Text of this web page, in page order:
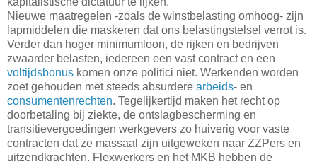
Nieuwe maatregelen -zoals de winstbelasting omhoog- zijn
lapmiddelen die maskeren dat ons belastingstelsel verrot is.
Verder dan hoger minimumloon, de rijken en bedrijven
zwaarder belasten, iedereen een vast contract en een
voltijdsbonus komen onze politici niet. Werkenden worden
zoet gehouden met steeds absurdere arbeids- en
consumentenrechten. Tegelijkertijd maken het recht op
doorbetaling bij ziekte, de ontslagbescherming en
transitievergoedingen werkgevers zo huiverig voor vaste
contracten dat ze massaal zijn uitgeweken naar ZZPers en
uitzendkrachten. Flexwerkers en het MKB hebben de